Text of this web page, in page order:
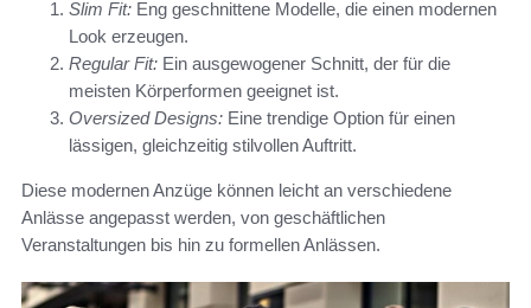
Slim Fit: Eng geschnittene Modelle, die einen modernen
Look erzeugen.
Regular Fit: Ein ausgewogener Schnitt, der für die
meisten Körperformen geeignet ist.
Oversized Designs: Eine trendige Option für einen
lässigen, gleichzeitig stilvollen Auftritt.
Diese modernen Anzüge können leicht an verschiedene
Anlässe angepasst werden, von geschäftlichen
Veranstaltungen bis hin zu formellen Anlässen.